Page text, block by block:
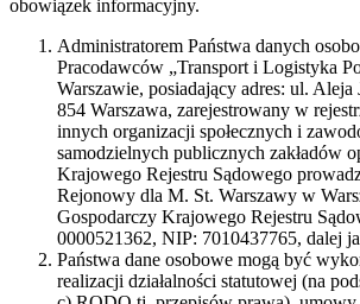
obowiązek informacyjny.
Administratorem Państwa danych
Pracodawców „Transport i Logistyka
Warszawie, posiadający adres: ul. Aleja
854 Warszawa, zarejestrowany w
innych organizacji społecznych i
samodzielnych publicznych zakładów
Krajowego Rejestru Sądowego
Rejonowy dla M. St. Warszawy w
Gospodarczy Krajowego Rejestru
0000521362, NIP: 7010437765, dalej
Państwa dane osobowe mogą być
realizacji działalności statutowej (na